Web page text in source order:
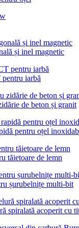
și inel magnetic
iarbă
de beton și granit
pentru oțel
tăietoare de lemn
șurubelnițe multi-bit
spiralată acoperit cu